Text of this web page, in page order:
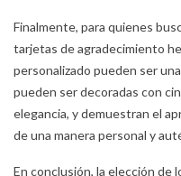
Finalmente, para quienes
tarjetas de agradecimiento
personalizado pueden ser
pueden ser decoradas con
elegancia, y demuestran el
de una manera personal y
En conclusión, la elección de